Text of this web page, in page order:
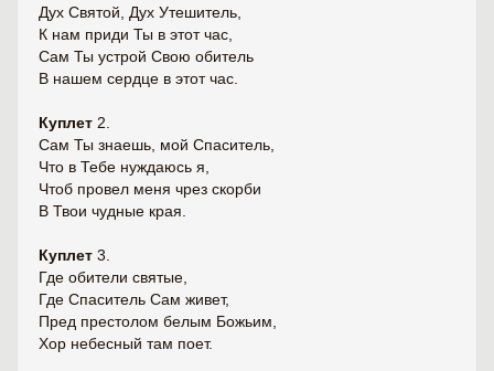
Дух Святой, Дух Утешитель,
К нам приди Ты в этот час,
Сам Ты устрой Свою обитель
В нашем сердце в этот час.
Куплет 2.
Сам Ты знаешь, мой Спаситель,
Что в Тебе нуждаюсь я,
Чтоб провел меня чрез скорби
В Твои чудные края.
Куплет 3.
Где обители святые,
Где Спаситель Сам живет,
Пред престолом белым Божьим,
Хор небесный там поет.